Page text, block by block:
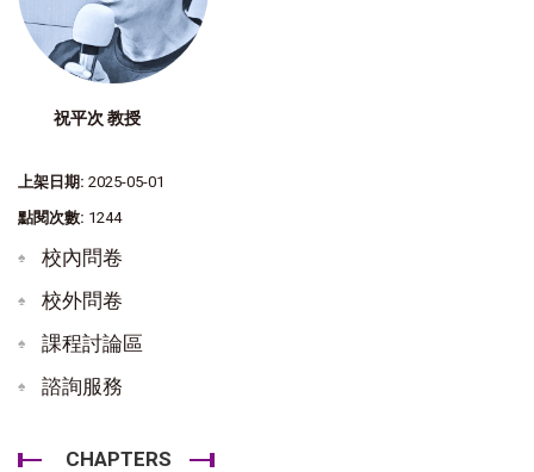
祝平次 教授
上架日期: 2025-05-01
點閱次數: 1244
校內問卷
校外問卷
課程討論區
諮詢服務
CHAPTERS